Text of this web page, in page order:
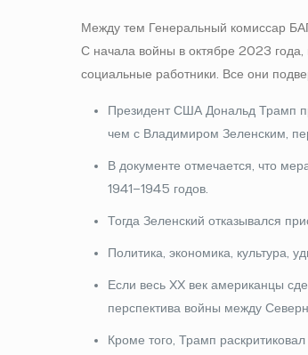
Между тем Генеральный комиссар
С начала войны в октябре 2023
социальные работники. Все они
Президент США Дональд Трамп
чем с Владимиром Зеленским,
В документе отмечается, что
1941–1945 годов.
Тогда Зеленский отказывался
Политика, экономика, культура,
Если весь XX век американцы
перспектива войны между
Кроме того, Трамп